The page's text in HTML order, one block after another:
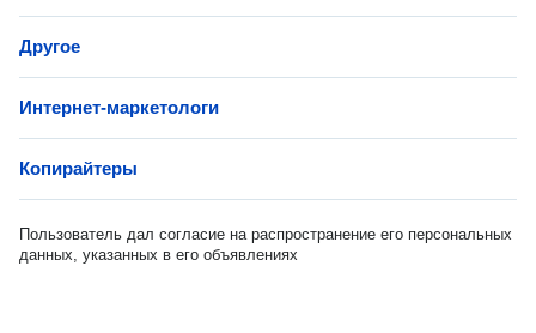
Другое
Интернет-маркетологи
Копирайтеры
Пользователь дал согласие на распространение его персональных
данных, указанных в его объявлениях